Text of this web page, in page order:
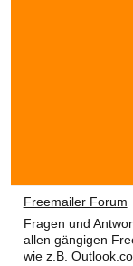
Freemailer Forum
Fragen und
allen gängigen
wie z.B.